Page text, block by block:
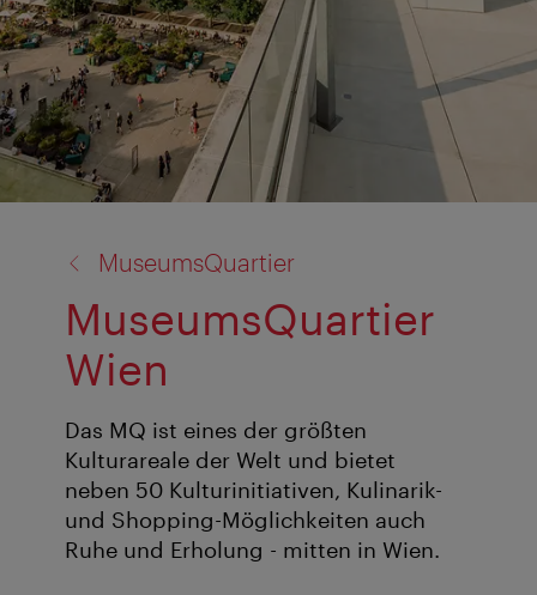
MuseumsQuartier
MuseumsQuartier
Wien
Das MQ ist eines der größten
Kulturareale der Welt und bietet
neben 50 Kulturinitiativen, Kulinarik-
und Shopping-Möglichkeiten auch
Ruhe und Erholung - mitten in Wien.